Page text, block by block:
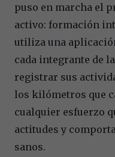
puso en marcha el
activo: formación
utiliza una
cada integrante de
registrar sus
los kilómetros que
cualquier esfuerzo
actitudes y
sanos.